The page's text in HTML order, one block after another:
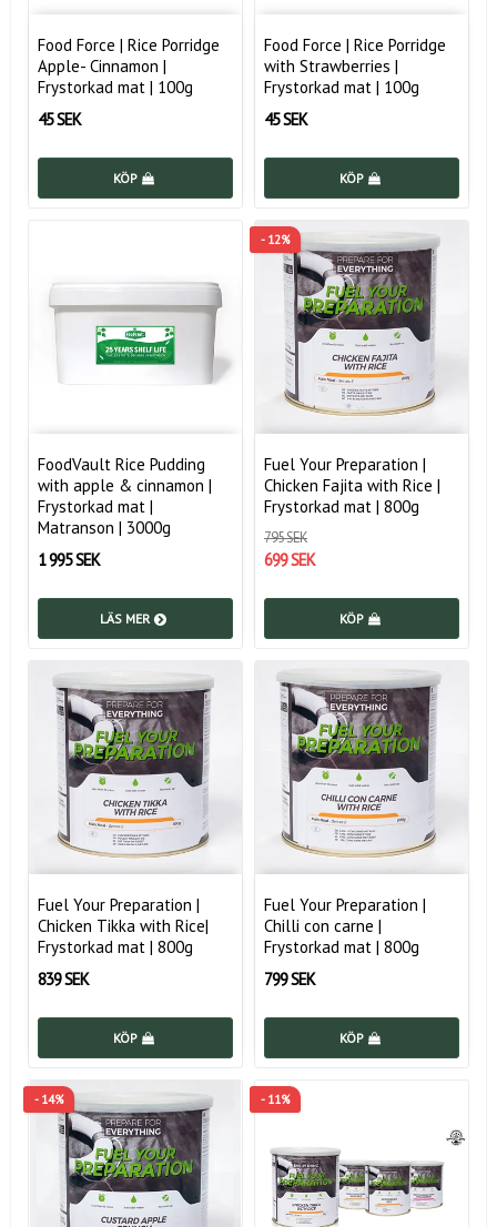
Food Force | Rice Porridge
Apple- Cinnamon |
Frystorkad mat | 100g
45 SEK
KÖP
Food Force | Rice Porridge
with Strawberries |
Frystorkad mat | 100g
45 SEK
KÖP
FoodVault Rice Pudding
with apple & cinnamon |
Frystorkad mat |
Matranson | 3000g
1 995 SEK
LÄS MER
- 12%
Fuel Your Preparation |
Chicken Fajita with Rice |
Frystorkad mat | 800g
795 SEK
699 SEK
KÖP
Fuel Your Preparation |
Chicken Tikka with Rice|
Frystorkad mat | 800g
839 SEK
KÖP
Fuel Your Preparation |
Chilli con carne |
Frystorkad mat | 800g
799 SEK
KÖP
- 14% - 11%